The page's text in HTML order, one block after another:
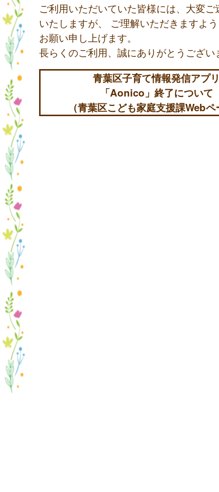
ご利用いただいていた皆様には、大変
いたしますが、 ご理解いただきますよ
お願い申し上げます。
長らくのご利用、誠にありがとうござい
青葉区子育て情報発信アプ
「Aonico」終了について
（青葉区こども家庭支援課Web